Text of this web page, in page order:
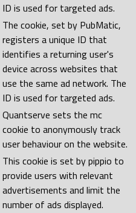
ID is used for targeted ads.
The cookie, set by PubMatic,
registers a unique ID that
identifies a returning user's
device across websites that
use the same ad network. The
ID is used for targeted ads.
Quantserve sets the mc
cookie to anonymously track
user behaviour on the website.
This cookie is set by pippio to
provide users with relevant
advertisements and limit the
number of ads displayed.